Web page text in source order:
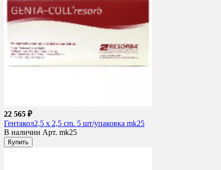
22 565 ₽
Гентакол2,5 х 2,5 cm. 5 шт/упаковка mk25
В наличии Арт. mk25
Купить